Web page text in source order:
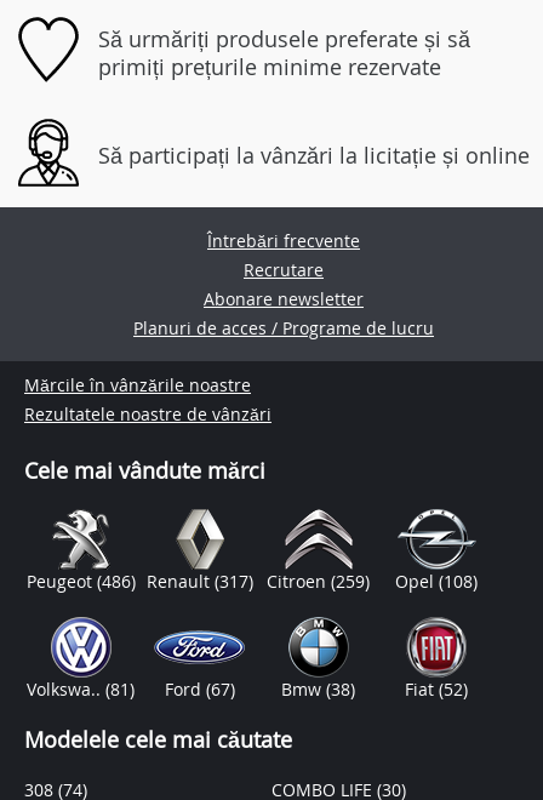
Să urmăriți produsele preferate și să
primiți prețurile minime rezervate
Să participați la vânzări la licitație și online
Întrebări frecvente
Recrutare
Abonare newsletter
Planuri de acces / Programe de lucru
Mărcile în vânzările noastre
Rezultatele noastre de vânzări
Cele mai vândute mărci
Peugeot (486) Renault (317) Citroen(259) Opel(108)
Volkswa..(81) Ford (67) Bmw(38) Fiat(52)
Modelele cele mai căutate
308 (74) COMBO LIFE (30)